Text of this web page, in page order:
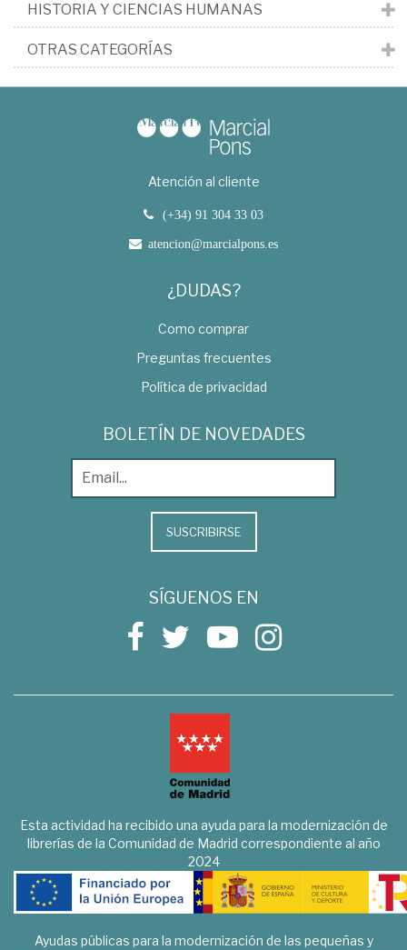
HISTORIA Y CIENCIAS HUMANAS
OTRAS CATEGORÍAS
Atención al cliente
(+34) 91 304 33 03
atencion@marcialpons.es
¿DUDAS?
Como comprar
Preguntas frecuentes
Política de privacidad
BOLETÍN DE NOVEDADES
SUSCRIBIRSE
SÍGUENOS EN
Esta actividad ha recibido una ayuda para la modernización de
librerías de la Comunidad de Madrid correspondiente al año
2024
Ayudas públicas para la modernización de las pequeñas y